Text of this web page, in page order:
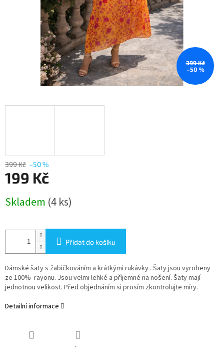
399 Kč
–50 %
399 Kč –50 %
199 Kč
cena:
Skladem (4 ks)
Přidat do košíku
Dámské šaty s žabičkováním a krátkými rukávky . Šaty jsou vyrobeny
ze 100% rayonu. Jsou velmi lehké a příjemné na nošení. Šaty mají
jednotnou velikost. Před objednáním si prosím zkontrolujte míry.
Detailní informace